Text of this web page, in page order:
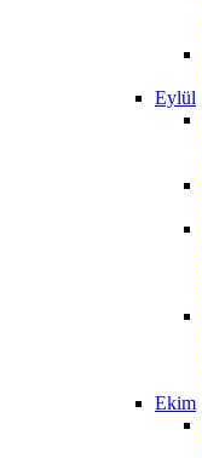
Eylül
Ekim